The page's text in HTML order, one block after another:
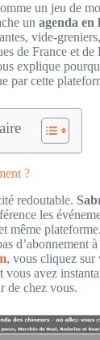
un jeu de
un agenda
vide-
de France et
explique
par cette
?
redoutable.
les
même
d’abonnement
, vous cliquez sur
vous avez
de chez vous.